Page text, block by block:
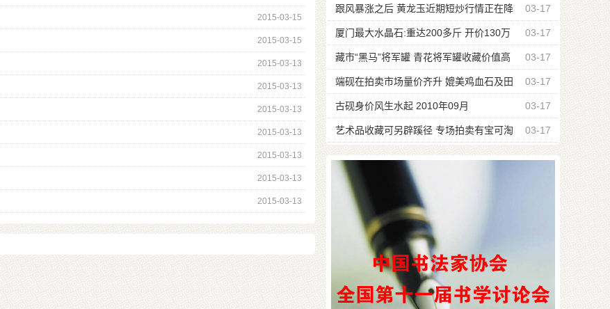
2015-03-13
2015-03-13
2015-03-13
2015-03-13
2015-03-13
2015-03-13
2015-03-13
03-17
藏市“黑马”将军罐 青花将军罐收藏价值高
03-17
端砚在拍卖市场量价齐升 媲美鸡血石及田
黄 03-17
古砚身价风生水起 2010年09月
03-17
艺术品收藏可另辟蹊径 专场拍卖有宝可淘